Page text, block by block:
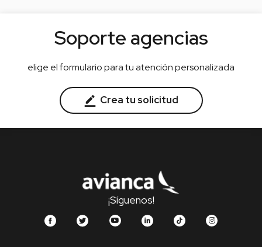
Soporte agencias
elige el formulario para tu atención personalizada
Crea tu solicitud
¡Síguenos!